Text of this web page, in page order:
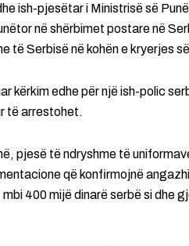
ish-pjesëtar i Ministrisë së
në shërbimet postare në
të Serbisë në kohën e kryerjes
kërkim edhe për një ish-polic
të arrestohet.
pjesë të ndryshme të
që konfirmojnë
400 mijë dinarë serbë si dhe